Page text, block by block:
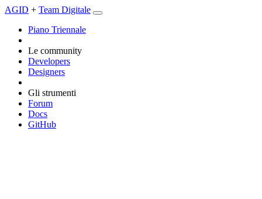
AGID + Team Digitale
Piano Triennale
Le community
Developers
Designers
Gli strumenti
Forum
Docs
GitHub